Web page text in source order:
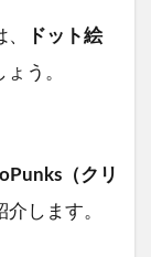
ドット絵
う。
（クリ
します。